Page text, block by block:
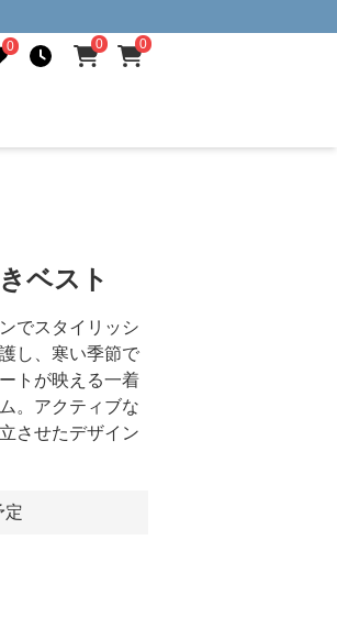
0 0 0
ベスト
でスタイリッシ
し、寒い季節で
トが映える一着
。アクティブな
させたデザイン
定